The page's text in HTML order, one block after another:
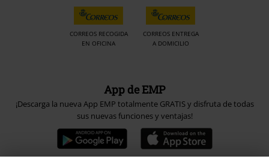
CORREOS RECOGIDA
EN OFICINA
CORREOS ENTREGA
A DOMICILIO
App de EMP
¡Descarga la nueva App EMP totalmente GRATIS y disfruta de todas
sus nuevas funciones y ventajas!